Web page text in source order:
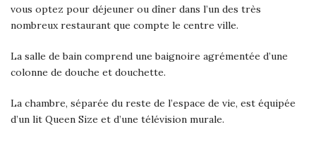
vous optez pour déjeuner ou dîner dans l’un des très
nombreux restaurant que compte le centre ville.
La salle de bain comprend une baignoire agrémentée d’une
colonne de douche et douchette.
La chambre, séparée du reste de l’espace de vie, est équipée
d’un lit Queen Size et d’une télévision murale.